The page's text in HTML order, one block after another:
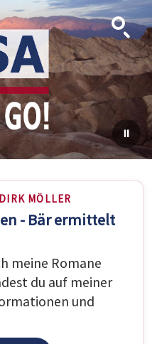
Suche
MÖLLER
- Bär ermittelt
meine Romane
du auf meiner
und